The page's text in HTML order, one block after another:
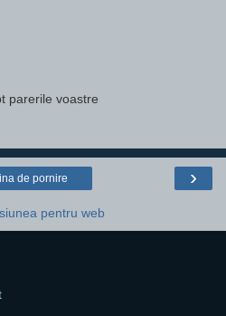
parerile voastre
›
de pornire
pentru web